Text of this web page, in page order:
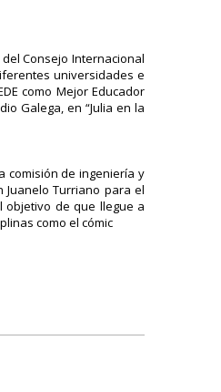
Consejo Internacional
universidades e
como Mejor Educador
Galega, en “Julia en la
comisión de ingeniería y
Juanelo Turriano para el
objetivo de que llegue a
como el cómic